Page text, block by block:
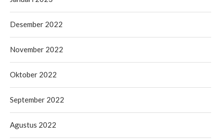
Desember 2022
November 2022
Oktober 2022
September 2022
Agustus 2022